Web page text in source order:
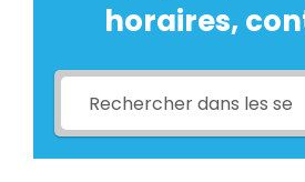
horaires,